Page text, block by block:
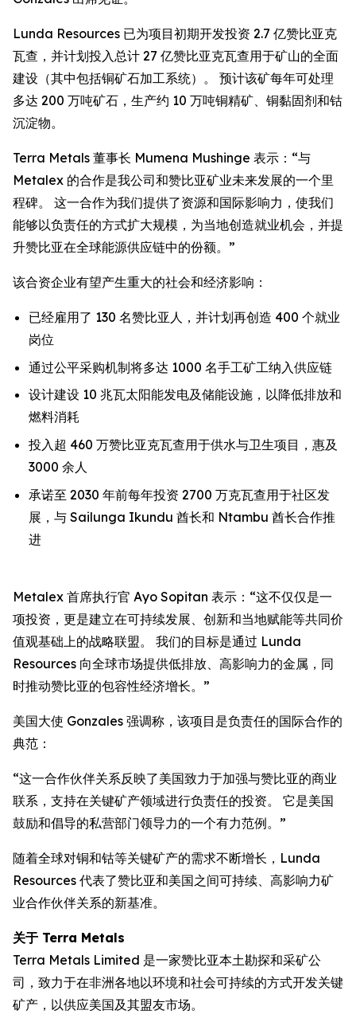
Lunda Resources 已为项目初期开发投资 2.7 亿赞比亚克
瓦查，并计划投入总计 27 亿赞比亚克瓦查用于矿山的全面
建设（其中包括铜矿石加工系统）。 预计该矿每年可处理
多达 200 万吨矿石，生产约 10 万吨铜精矿、铜黏固剂和钴
沉淀物。
Terra Metals 董事长 Mumena Mushinge 表示：“与
Metalex 的合作是我公司和赞比亚矿业未来发展的一个里
程碑。 这一合作为我们提供了资源和国际影响力，使我们
能够以负责任的方式扩大规模，为当地创造就业机会，并提
升赞比亚在全球能源供应链中的份额。”
该合资企业有望产生重大的社会和经济影响：
已经雇用了 130 名赞比亚人，并计划再创造 400 个就业
岗位
通过公平采购机制将多达 1000 名手工矿工纳入供应链
设计建设 10 兆瓦太阳能发电及储能设施，以降低排放和
燃料消耗
投入超 460 万赞比亚克瓦查用于供水与卫生项目，惠及
3000 余人
承诺至 2030 年前每年投资 2700 万克瓦查用于社区发
展，与 Sailunga Ikundu 酋长和 Ntambu 酋长合作推
进
Metalex 首席执行官 Ayo Sopitan 表示：“这不仅仅是一
项投资，更是建立在可持续发展、创新和当地赋能等共同价
值观基础上的战略联盟。 我们的目标是通过 Lunda
Resources 向全球市场提供低排放、高影响力的金属，同
时推动赞比亚的包容性经济增长。”
美国大使 Gonzales 强调称，该项目是负责任的国际合作的
典范：
“这一合作伙伴关系反映了美国致力于加强与赞比亚的商业
联系，支持在关键矿产领域进行负责任的投资。 它是美国
鼓励和倡导的私营部门领导力的一个有力范例。”
随着全球对铜和钴等关键矿产的需求不断增长，Lunda
Resources 代表了赞比亚和美国之间可持续、高影响力矿
业合作伙伴关系的新基准。
关于 Terra Metals
Terra Metals Limited 是一家赞比亚本土勘探和采矿公
司，致力于在非洲各地以环境和社会可持续的方式开发关键
矿产，以供应美国及其盟友市场。